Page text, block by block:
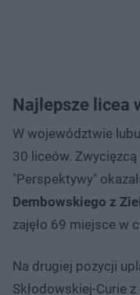
Najlepsze licea
W województwie
30 liceów.
"Perspektywy"
Dembowskiego z
zajęło 69 miejsce w
Na drugiej pozycji
Skłodowskiej-Curie